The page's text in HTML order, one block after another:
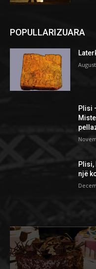
POPULLARIZUARA
Plisi
Plisi,
një